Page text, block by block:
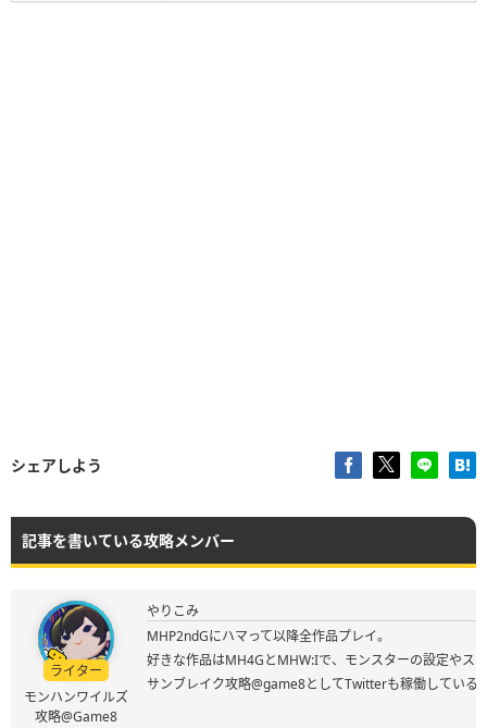
シェアしよう
記事を書いている攻略メンバー
ライター
モンハンワイルズ
攻略@Game8
やりこみ
MHP2ndGにハマって以降全作品プレイ。
好きな作品はMH4GとMHW:Iで、モンスターの設定やス
サンブレイク攻略@game8としてTwitterも稼働している